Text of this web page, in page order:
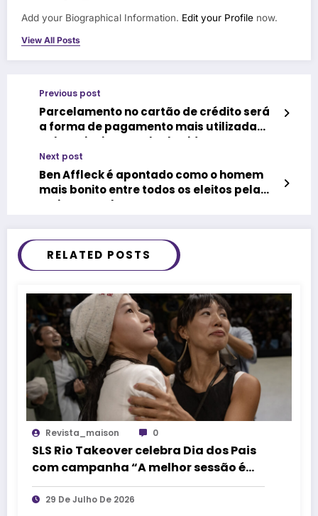
Add your Biographical Information. Edit your Profile now.
View All Posts
Previous post
Parcelamento no cartão de crédito será
a forma de pagamento mais utilizada
pelos mineiros na Black Friday
Next post
Ben Affleck é apontado como o homem
mais bonito entre todos os eleitos pela
revista People
RELATED POSTS
Revista_maison 0
SLS Rio Takeover celebra Dia dos Pais
com campanha “A melhor sessão é
vivida junto”
29 De Julho De 2026